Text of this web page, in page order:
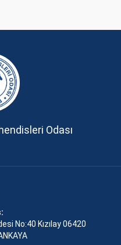
Odası
No:40 Kızılay 06420